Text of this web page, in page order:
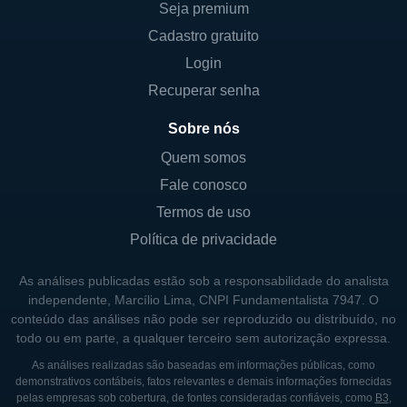
necessários para o processo de
sequenciamento e análises.
Software e análises de dados:
Ferramentas que auxiliam na
gerados pelo sequenciamento.
Essas ofertas são fundamentais em
fornecer suporte a projetos de medicina
personalizada e genoma humano.
CONTROLADORES E SÓCIOS DA
ILLUMINA
A Illumina é uma empresa de capital aberto e
Seja premium
Cadastro gratuito
Login
Recuperar senha
Sobre nós
Quem somos
Fale conosco
Termos de uso
Política de privacidade
As análises publicadas estão sob a responsabilidade do analista
independente, Marcílio Lima, CNPI Fundamentalista 7947. O
conteúdo das análises não pode ser reproduzido ou distribuído, no
todo ou em parte, a qualquer terceiro sem autorização expressa.
As análises realizadas são baseadas em informações públicas, como
demonstrativos contábeis, fatos relevantes e demais informações fornecidas
pelas empresas sob cobertura, de fontes consideradas confiáveis, como B3,